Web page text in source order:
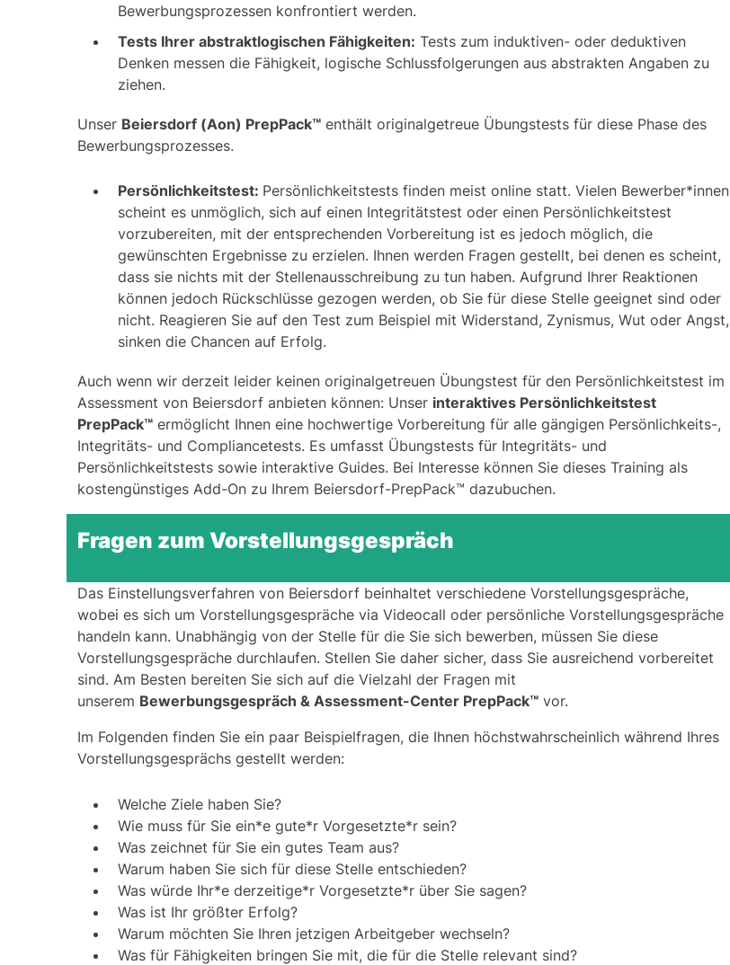
Bewerbungsprozessen konfrontiert werden.
Tests Ihrer abstraktlogischen Fähigkeiten: Tests zum induktiven- oder deduktiven
Denken messen die Fähigkeit, logische Schlussfolgerungen aus abstrakten Angaben zu
ziehen.
Unser Beiersdorf (Aon) PrepPack™ enthält originalgetreue Übungstests für diese Phase des
Bewerbungsprozesses.
Persönlichkeitstest: Persönlichkeitstests finden meist online statt. Vielen Bewerber*innen
scheint es unmöglich, sich auf einen Integritätstest oder einen Persönlichkeitstest
vorzubereiten, mit der entsprechenden Vorbereitung ist es jedoch möglich, die
gewünschten Ergebnisse zu erzielen. Ihnen werden Fragen gestellt, bei denen es scheint,
dass sie nichts mit der Stellenausschreibung zu tun haben. Aufgrund Ihrer Reaktionen
können jedoch Rückschlüsse gezogen werden, ob Sie für diese Stelle geeignet sind oder
nicht. Reagieren Sie auf den Test zum Beispiel mit Widerstand, Zynismus, Wut oder Angst,
sinken die Chancen auf Erfolg.
Auch wenn wir derzeit leider keinen originalgetreuen Übungstest für den Persönlichkeitstest im
Assessment von Beiersdorf anbieten können: Unser interaktives Persönlichkeitstest
PrepPack™ ermöglicht Ihnen eine hochwertige Vorbereitung für alle gängigen Persönlichkeits-,
Integritäts- und Compliancetests. Es umfasst Übungstests für Integritäts- und
Persönlichkeitstests sowie interaktive Guides. Bei Interesse können Sie dieses Training als
kostengünstiges Add-On zu Ihrem Beiersdorf-PrepPack™ dazubuchen.
Fragen zum Vorstellungsgespräch
Das Einstellungsverfahren von Beiersdorf beinhaltet verschiedene Vorstellungsgespräche,
wobei es sich um Vorstellungsgespräche via Videocall oder persönliche Vorstellungsgespräche
handeln kann. Unabhängig von der Stelle für die Sie sich bewerben, müssen Sie diese
Vorstellungsgespräche durchlaufen. Stellen Sie daher sicher, dass Sie ausreichend vorbereitet
sind. Am Besten bereiten Sie sich auf die Vielzahl der Fragen mit
unserem Bewerbungsgespräch & Assessment-Center PrepPack™ vor.
Im Folgenden finden Sie ein paar Beispielfragen, die Ihnen höchstwahrscheinlich während Ihres
Vorstellungsgesprächs gestellt werden:
Welche Ziele haben Sie?
Wie muss für Sie ein*e gute*r Vorgesetzte*r sein?
Was zeichnet für Sie ein gutes Team aus?
Warum haben Sie sich für diese Stelle entschieden?
Was würde Ihr*e derzeitige*r Vorgesetzte*r über Sie sagen?
Was ist Ihr größter Erfolg?
Warum möchten Sie Ihren jetzigen Arbeitgeber wechseln?
Was für Fähigkeiten bringen Sie mit, die für die Stelle relevant sind?